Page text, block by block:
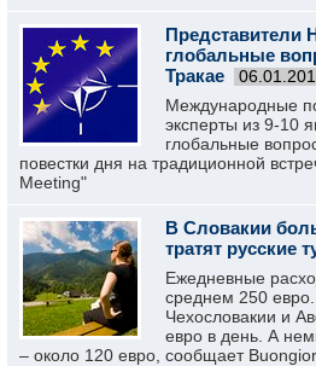
Представители
глобальные
Тракае
Международные
эксперты из 9-10
глобальные
повестки дня на традиционной
Meeting"
В Словакии
тратят русские
Ежедневные
среднем 250 евро.
Чехословакии и
евро в день. А
– около 120 евро, сообщает